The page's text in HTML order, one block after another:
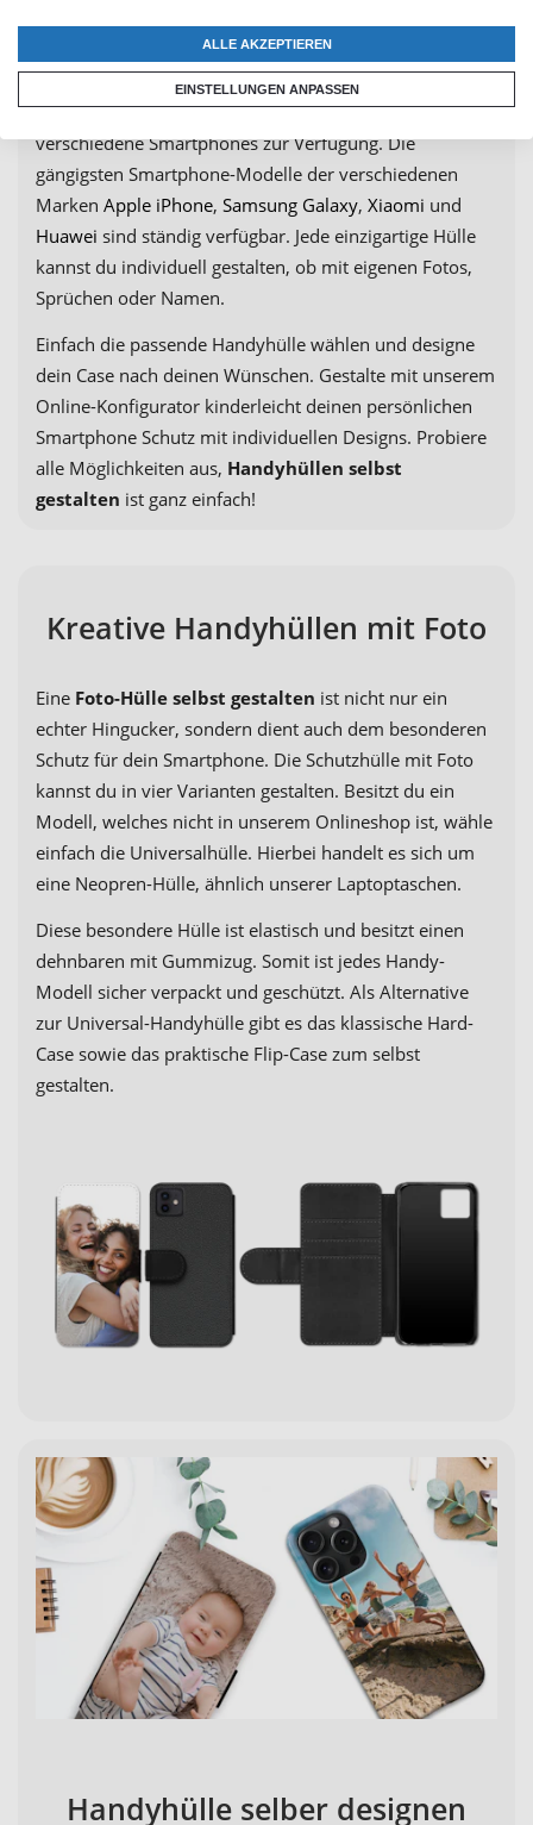
nichts passiert, kannst du es jetzt mit
einerHandytasche zum selbst gestaltenschützen.
Dabei steht dir eine große Auswahl an Handyhüllen für
verschiedene Smartphones zur Verfügung. Die
gängigsten Smartphone-Modelle der verschiedenen
Marken Apple iPhone, Samsung Galaxy, Xiaomi und
Huawei sind ständig verfügbar. Jede einzigartige Hülle
kannst du individuell gestalten, ob mit eigenen Fotos,
Sprüchen oder Namen.
Einfach die passende Handyhülle wählen und designe
dein Case nach deinen Wünschen. Gestalte mit unserem
Online-Konfigurator kinderleicht deinen persönlichen
Smartphone Schutz mit individuellen Designs. Probiere
alle Möglichkeiten aus, Handyhüllen selbst
gestalten ist ganz einfach!
Kreative Handyhüllen mit Foto
Eine Foto-Hülle selbst gestalten ist nicht nur ein
echter Hingucker, sondern dient auch dem besonderen
Schutz für dein Smartphone. Die Schutzhülle mit Foto
kannst du in vier Varianten gestalten. Besitzt du ein
Modell, welches nicht in unserem Onlineshop ist, wähle
einfach die Universalhülle. Hierbei handelt es sich um
eine Neopren-Hülle, ähnlich unserer Laptoptaschen.
Diese besondere Hülle ist elastisch und besitzt einen
dehnbaren mit Gummizug. Somit ist jedes Handy-
Modell sicher verpackt und geschützt. Als Alternative
zur Universal-Handyhülle gibt es das klassische Hard-
Case sowie das praktische Flip-Case zum selbst
gestalten.
Handyhülle selber designen
ALLE AKZEPTIEREN
EINSTELLUNGEN ANPASSEN